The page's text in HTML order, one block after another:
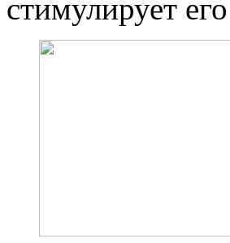
стимулирует